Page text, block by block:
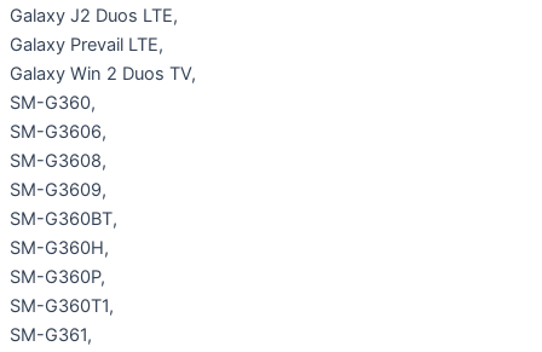
Galaxy J2 Duos LTE,
Galaxy Prevail LTE,
Galaxy Win 2 Duos TV,
SM-G360,
SM-G3606,
SM-G3608,
SM-G3609,
SM-G360BT,
SM-G360H,
SM-G360P,
SM-G360T1,
SM-G361,